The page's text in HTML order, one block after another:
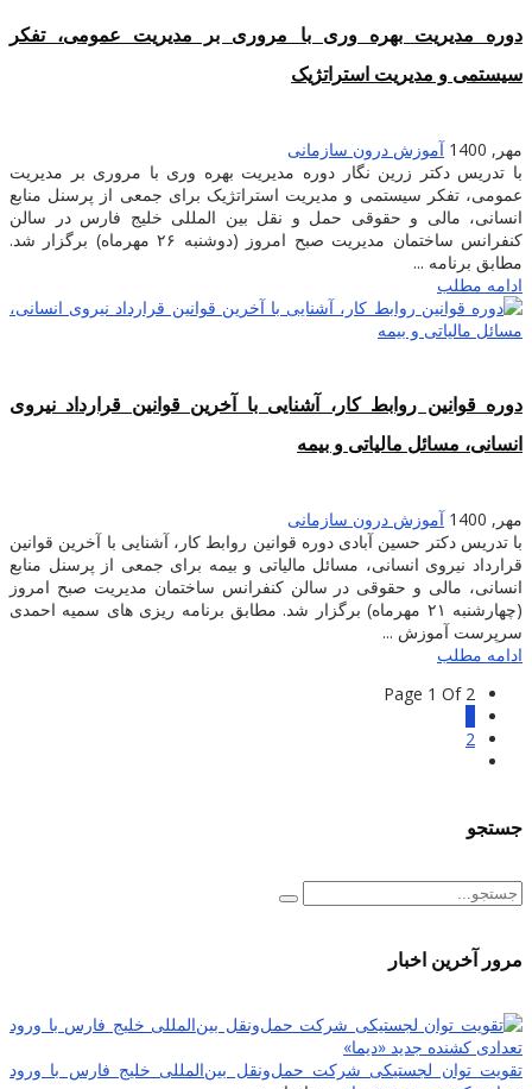
دوره مدیریت بهره وری با مروری بر مدیریت عمومی، تفکر
سیستمی و مدیریت استراتژیک
مهر, 1400
آموزش درون سازمانی
با تدریس دکتر زرین نگار دوره مدیریت بهره وری با مروری بر مدیریت
عمومی، تفکر سیستمی و مدیریت استراتژیک برای جمعی از پرسنل منابع
انسانی، مالی و حقوقی حمل و نقل بین المللی خلیج فارس در سالن
کنفرانس ساختمان مدیریت صبح امروز (دوشنبه ۲۶ مهرماه) برگزار شد.
مطابق برنامه ...
ادامه مطلب
دوره قوانین روابط کار، آشنایی با آخرین قوانین قرارداد نیروی
انسانی، مسائل مالیاتی و بیمه
مهر, 1400
آموزش درون سازمانی
با تدریس دکتر حسین آبادی دوره قوانین روابط کار، آشنایی با آخرین قوانین
قرارداد نیروی انسانی، مسائل مالیاتی و بیمه برای جمعی از پرسنل منابع
انسانی، مالی و حقوقی در سالن کنفرانس ساختمان مدیریت صبح امروز
(چهارشنبه ۲۱ مهرماه) برگزار شد. مطابق برنامه ریزی های سمیه احمدی
سرپرست آموزش ...
ادامه مطلب
Page 1 Of 2
2
جستجو
مرور آخرین اخبار
تقویت توان لجستیکی شرکت حمل‌ونقل بین‌المللی خلیج فارس با ورود